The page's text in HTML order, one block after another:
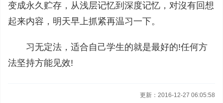
变成永久贮存，从浅层记忆到深度记忆，对沒有回想
起来内容，明天早上抓紧再温习一下。
习无定法，适合自己学生的就是最好的!任何方
法坚持方能见效!
更新：2016-12-27 06:05:58